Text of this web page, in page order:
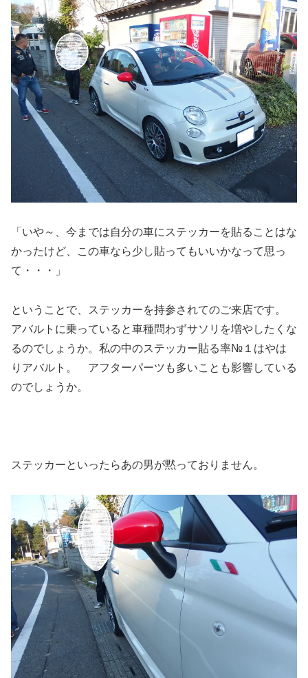
「いや～、今までは自分の車にステッカーを貼ることはな
かったけど、この車なら少し貼ってもいいかなって思っ
て・・・」
ということで、ステッカーを持参されてのご来店です。
アバルトに乗っていると車種問わずサソリを増やしたくな
るのでしょうか。私の中のステッカー貼る率№１はやは
りアバルト。 アフターパーツも多いことも影響している
のでしょうか。
ステッカーといったらあの男が黙っておりません。